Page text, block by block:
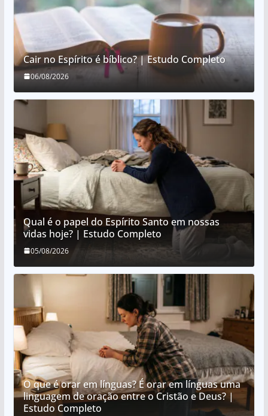
Cair no Espírito é bíblico? | Estudo Completo
06/08/2026
Qual é o papel do Espírito Santo em nossas
vidas hoje? | Estudo Completo
05/08/2026
O que é orar em línguas? É orar em línguas uma
linguagem de oração entre o Cristão e Deus? |
Estudo Completo